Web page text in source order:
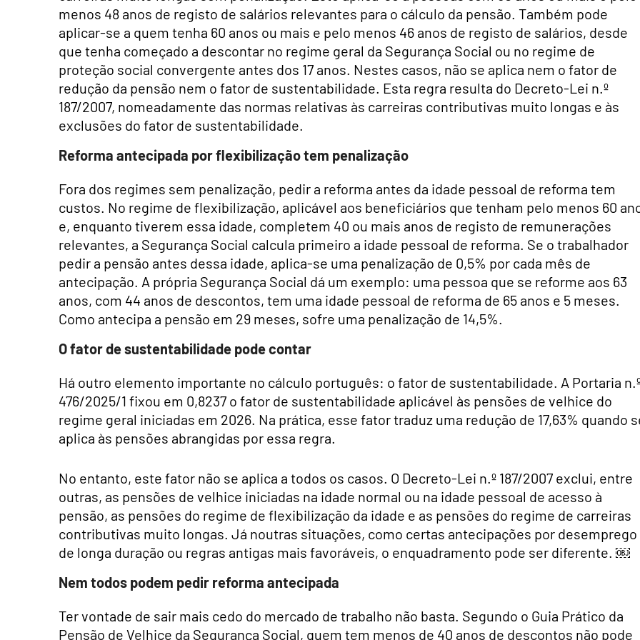
menos 48 anos de registo de salários relevantes para o cálculo da pensão. Também pode
aplicar-se a quem tenha 60 anos ou mais e pelo menos 46 anos de registo de salários, desde
que tenha começado a descontar no regime geral da Segurança Social ou no regime de
proteção social convergente antes dos 17 anos. Nestes casos, não se aplica nem o fator de
redução da pensão nem o fator de sustentabilidade. Esta regra resulta do Decreto-Lei n.º
187/2007, nomeadamente das normas relativas às carreiras contributivas muito longas e às
exclusões do fator de sustentabilidade.
Reforma antecipada por flexibilização tem penalização
Fora dos regimes sem penalização, pedir a reforma antes da idade pessoal de reforma tem
custos. No regime de flexibilização, aplicável aos beneficiários que tenham pelo menos 60
e, enquanto tiverem essa idade, completem 40 ou mais anos de registo de remunerações
relevantes, a Segurança Social calcula primeiro a idade pessoal de reforma. Se o trabalhador
pedir a pensão antes dessa idade, aplica-se uma penalização de 0,5% por cada mês de
antecipação. A própria Segurança Social dá um exemplo: uma pessoa que se reforme aos 63
anos, com 44 anos de descontos, tem uma idade pessoal de reforma de 65 anos e 5 meses.
Como antecipa a pensão em 29 meses, sofre uma penalização de 14,5%.
O fator de sustentabilidade pode contar
Há outro elemento importante no cálculo português: o fator de sustentabilidade. A Portaria
476/2025/1 fixou em 0,8237 o fator de sustentabilidade aplicável às pensões de velhice do
regime geral iniciadas em 2026. Na prática, esse fator traduz uma redução de 17,63% quando
aplica às pensões abrangidas por essa regra.
No entanto, este fator não se aplica a todos os casos. O Decreto-Lei n.º 187/2007 exclui, entre
outras, as pensões de velhice iniciadas na idade normal ou na idade pessoal de acesso à
pensão, as pensões do regime de flexibilização da idade e as pensões do regime de carreiras
contributivas muito longas. Já noutras situações, como certas antecipações por desemprego
de longa duração ou regras antigas mais favoráveis, o enquadramento pode ser diferente. ￼
Nem todos podem pedir reforma antecipada
Ter vontade de sair mais cedo do mercado de trabalho não basta. Segundo o Guia Prático da
Pensão de Velhice da Segurança Social, quem tem menos de 40 anos de descontos não pode